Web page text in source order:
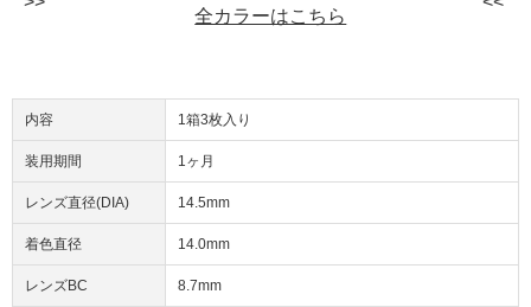
全カラーはこちら
内容 1箱3枚入り
装用期間 1ヶ月
レンズ直径(DIA) 14.5mm
着色直径 14.0mm
レンズBC 8.7mm